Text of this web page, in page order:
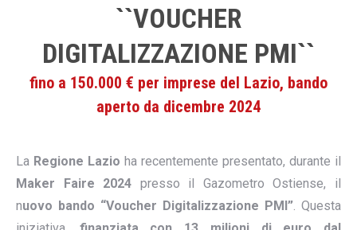
``VOUCHER
DIGITALIZZAZIONE PMI``
fino a 150.000 € per imprese del Lazio, bando
aperto da dicembre 2024
La Regione Lazio ha recentemente presentato, durante il
Maker Faire 2024 presso il Gazometro Ostiense, il
nuovo bando “Voucher Digitalizzazione PMI”. Questa